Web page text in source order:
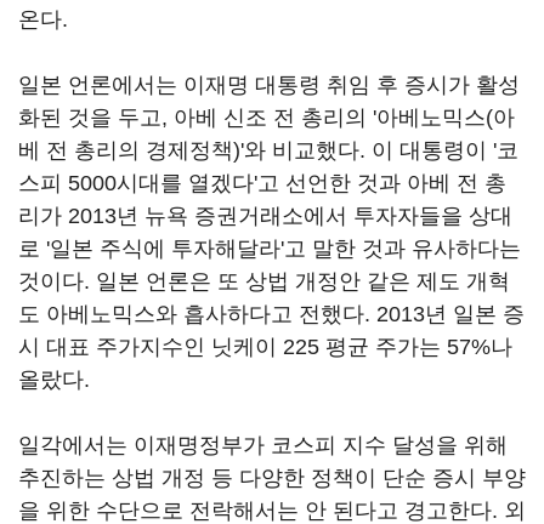
온다.
일본 언론에서는 이재명 대통령 취임 후 증시가 활성
화된 것을 두고, 아베 신조 전 총리의 '아베노믹스(아
베 전 총리의 경제정책)'와 비교했다. 이 대통령이 '코
스피 5000시대를 열겠다'고 선언한 것과 아베 전 총
리가 2013년 뉴욕 증권거래소에서 투자자들을 상대
로 '일본 주식에 투자해달라'고 말한 것과 유사하다는
것이다. 일본 언론은 또 상법 개정안 같은 제도 개혁
도 아베노믹스와 흡사하다고 전했다. 2013년 일본 증
시 대표 주가지수인 닛케이 225 평균 주가는 57%나
올랐다.
일각에서는 이재명정부가 코스피 지수 달성을 위해
추진하는 상법 개정 등 다양한 정책이 단순 증시 부양
을 위한 수단으로 전락해서는 안 된다고 경고한다. 외